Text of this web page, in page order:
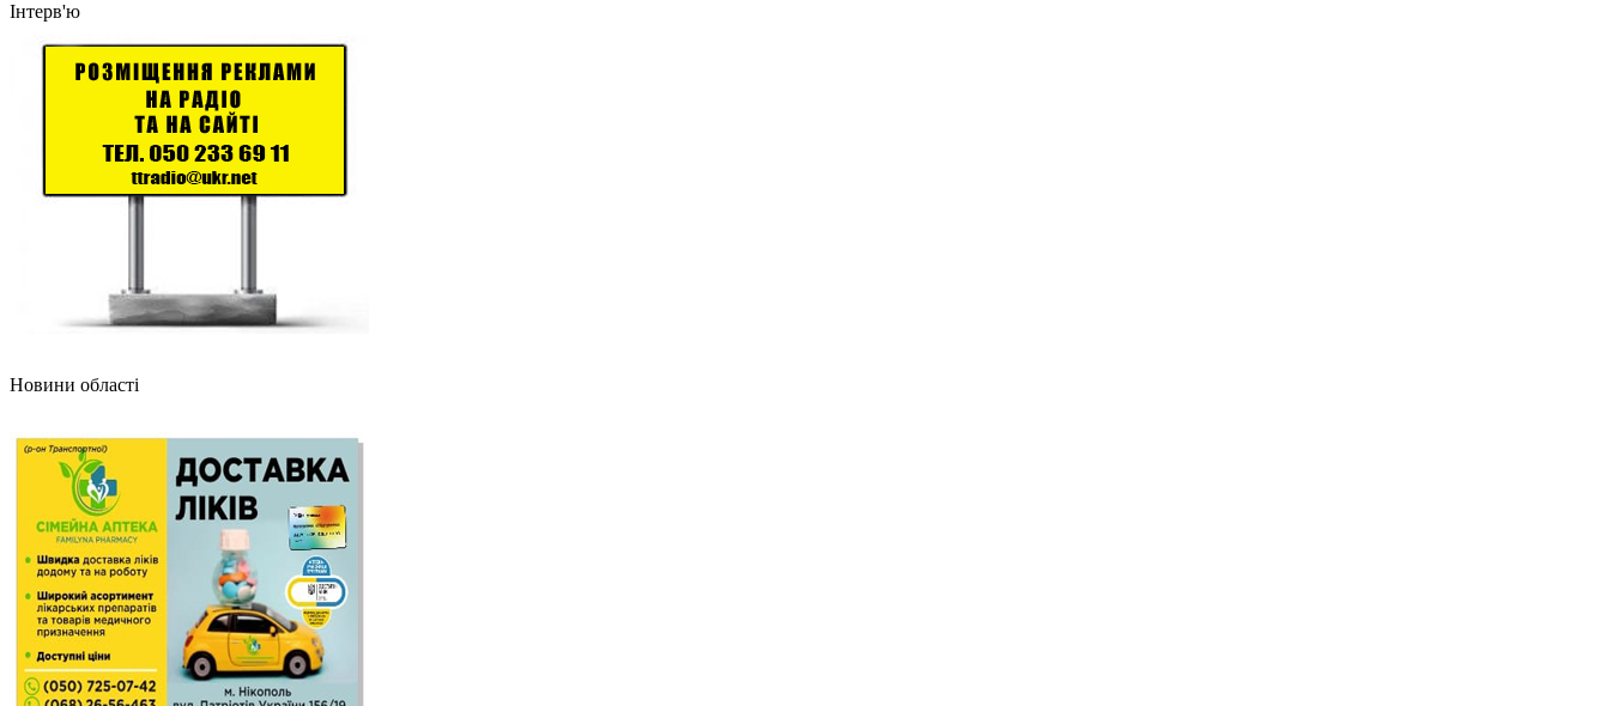
Інтерв'ю
Новини області